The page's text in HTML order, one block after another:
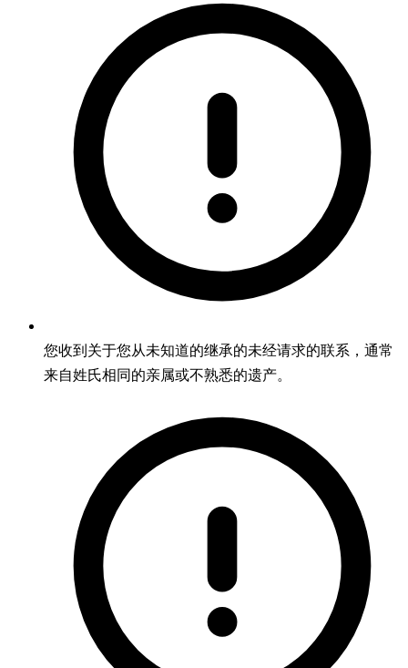
您收到关于您从未知道的继承的未经请求的联系，通常
来自姓氏相同的亲属或不熟悉的遗产。